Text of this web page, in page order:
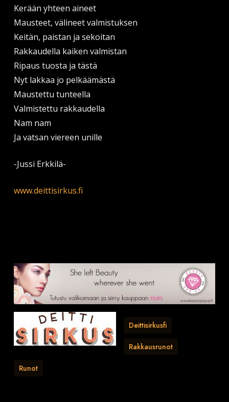
Kerään yhteen aineet
Mausteet, välineet valmistuksen
Keitän, paistan ja sekoitan
Rakkaudella kaiken valmistan
Ripaus tuosta ja tästä
Nyt lakkaa jo pelkäämästä
Maustettu tunteella
Valmistettu rakkaudella
Nam nam
Ja vatsan viereen unille
-Jussi Erkkilä-
www.deittisirkus.fi
Deittisirkusfi
Rakkausrunot
Runot